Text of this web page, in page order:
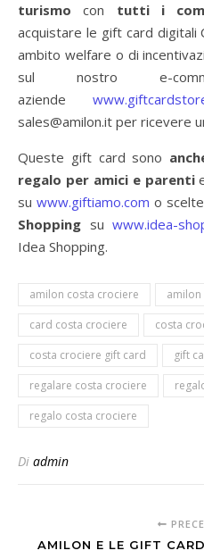
turismo con tutti i
acquistare le gift card digitali
ambito welfare o di
sul nostro e-
aziende
sales@amilon.it per ricevere
Queste gift card sono
regalo per amici e parenti
suwww.giftiamo.com o
Shopping su www.idea-
Idea Shopping.
amilon costa crociere
card costa crociere
costa
costa crociere gift card
gift
regalare costa crociere
regalo costa crociere
Di admin
AMILON E LE GIFT